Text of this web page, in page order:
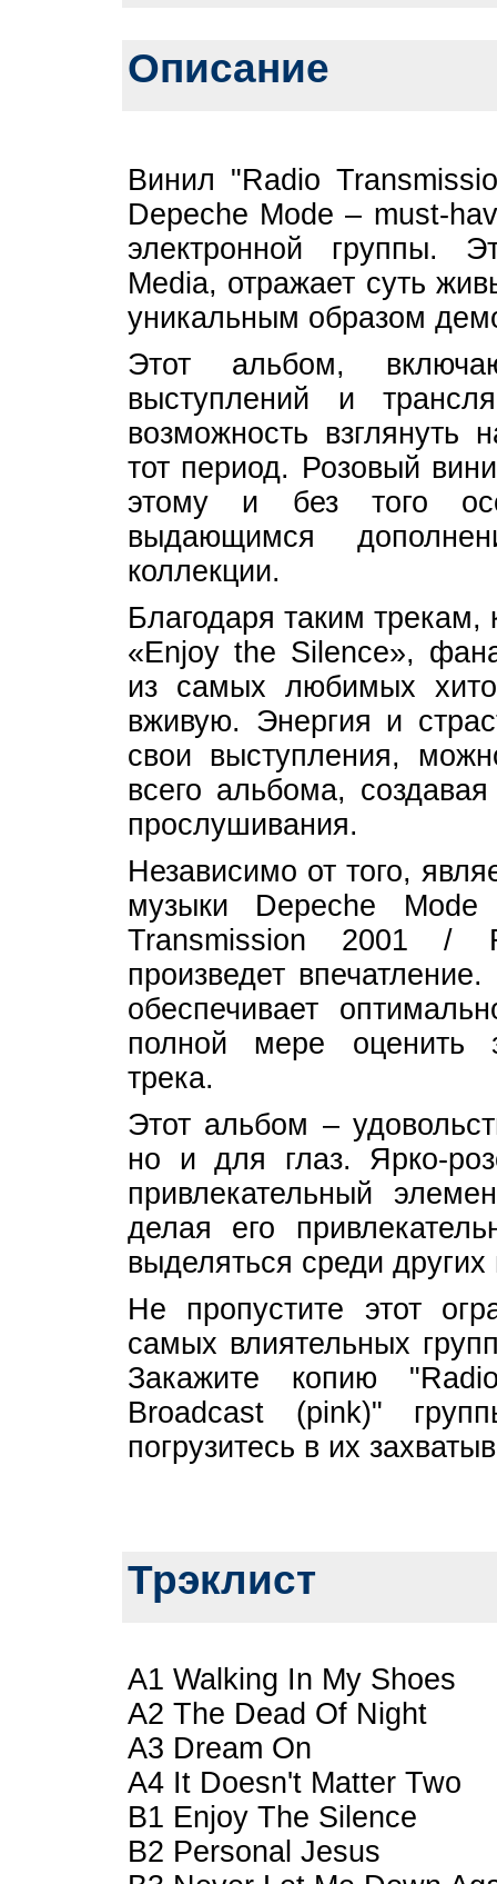
Описание
Винил "Radio
Depeche Mode – must-
электронной группы.
Media, отражает суть
уникальным образом
Этот альбом,
выступлений и
возможность
тот период. Розовый
этому и без того
выдающимся
коллекции.
Благодаря таким
«Enjoy the Silence»,
из самых любимых
вживую. Энергия и
свои выступления,
всего альбома,
прослушивания.
Независимо от того,
музыки Depeche
Transmission 2001 /
произведет
обеспечивает
полной мере оценить
трека.
Этот альбом –
но и для глаз. Ярко-
привлекательный
делая его
выделяться среди
Не пропустите этот
самых влиятельных
Закажите копию
Broadcast (pink)"
погрузитесь в их
Трэклист
A1 Walking In My Shoes
A2 The Dead Of Night
A3 Dream On
A4 It Doesn't Matter Two
B1 Enjoy The Silence
B2 Personal Jesus